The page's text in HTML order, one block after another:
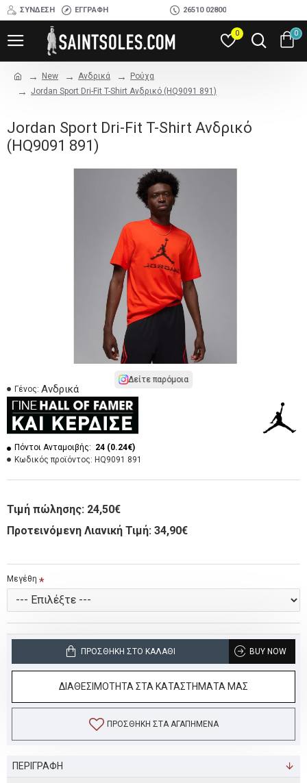
ΣΎΝΔΕΣΗ ΕΓΓΡΑΦΉ 26510 02800
0 0
New Ανδρικά
Ρούχα
Jordan Sport Dri-Fit T-Shirt Ανδρικό (HQ9091 891)
Jordan Sport Dri-Fit T-Shirt Ανδρικό
(HQ9091 891)
Δείτε παρόμοια
Γένος: Ανδρικά
Πόντοι Ανταμοιβής: 24 (0.24€)
Κωδικός προϊόντος: HQ9091 891
Τιμή πώλησης: 24,50€
Προτεινόμενη Λιανική Τιμή: 34,90€
Μεγέθη
ΠΡΟΣΘΉΚΗ ΣΤΟ ΚΑΛΆΘΙ BUY NOW
ΔΙΑΘΕΣΙΜΟΤΗΤΑ ΣΤΑ ΚΑΤΑΣΤΗΜΑΤΑ ΜΑΣ
ΠΡΟΣΘΉΚΗ ΣΤΑ ΑΓΑΠΗΜΈΝΑ
ΠΕΡΙΓΡΑΦΗ